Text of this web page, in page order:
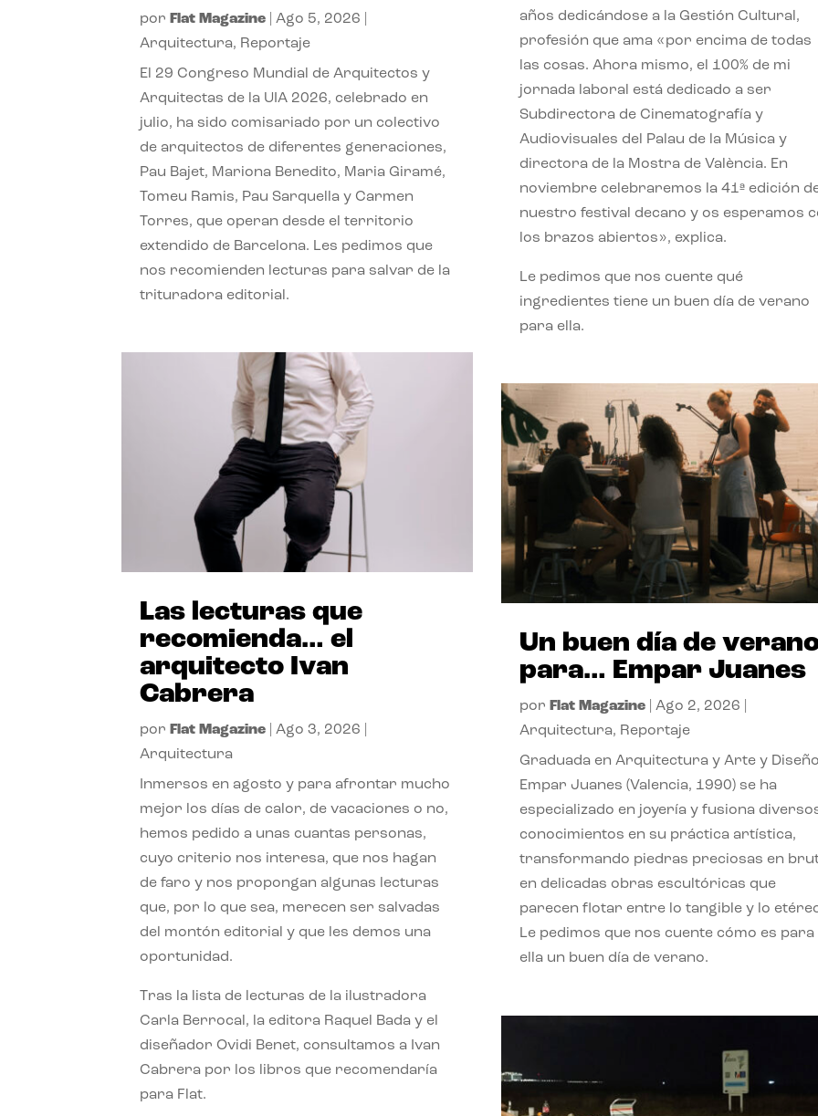
por Flat Magazine |Ago 5, 2026
Arquitectura, Reportaje
El 29 Congreso Mundial de Arquitectos y
Arquitectas de la UIA 2026, celebrado en
julio, ha sido comisariado por un colectivo
de arquitectos de diferentes generaciones,
Pau Bajet, Mariona Benedito, Maria Giramé,
Tomeu Ramis, Pau Sarquella y Carmen
Torres, que operan desde el territorio
extendido de Barcelona. Les pedimos que
nos recomienden lecturas para salvar de la
trituradora editorial.
Las lecturas que
recomienda… el
arquitecto Ivan
Cabrera
por Flat Magazine |Ago 3, 2026
Arquitectura
Inmersos en agosto y para afrontar mucho
mejor los días de calor, de vacaciones o no,
hemos pedido a unas cuantas personas,
cuyo criterio nos interesa, que nos hagan
de faro y nos propongan algunas lecturas
que, por lo que sea, merecen ser salvadas
del montón editorial y que les demos una
oportunidad.
Tras la lista de lecturas de la ilustradora
Carla Berrocal, la editora Raquel Bada y el
diseñador Ovidi Benet, consultamos a Ivan
Cabrera por los libros que recomendaría
para Flat.
años dedicándose a la Gestión Cultural,
profesión que ama «por encima de todas
las cosas. Ahora mismo, el 100% de mi
jornada laboral está dedicado a ser
Subdirectora de Cinematografía y
Audiovisuales del Palau de la Música y
directora de la Mostra de València. En
noviembre celebraremos la 41ª edición
nuestro festival decano y os esperamos
los brazos abiertos», explica.
Le pedimos que nos cuente qué
ingredientes tiene un buen día de verano
para ella.
Un buen día de
para… Empar Juanes
por Flat Magazine| Ago 2, 2026
Arquitectura, Reportaje
Graduada en Arquitectura y Arte y
Empar Juanes (Valencia, 1990) se ha
especializado en joyería y fusiona
conocimientos en su práctica artística,
transformando piedras preciosas en
en delicadas obras escultóricas que
parecen flotar entre lo tangible y lo
Le pedimos que nos cuente cómo es para
ella un buen día de verano.